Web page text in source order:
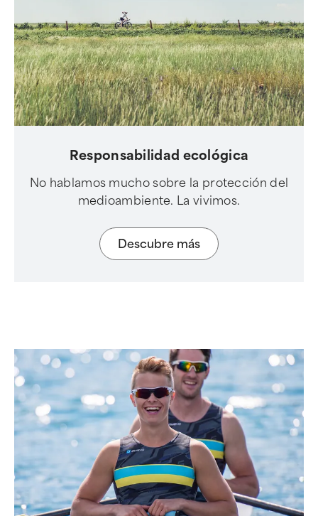
Responsabilidad ecológica
No hablamos mucho sobre la protección del
medioambiente. La vivimos.
Descubre más